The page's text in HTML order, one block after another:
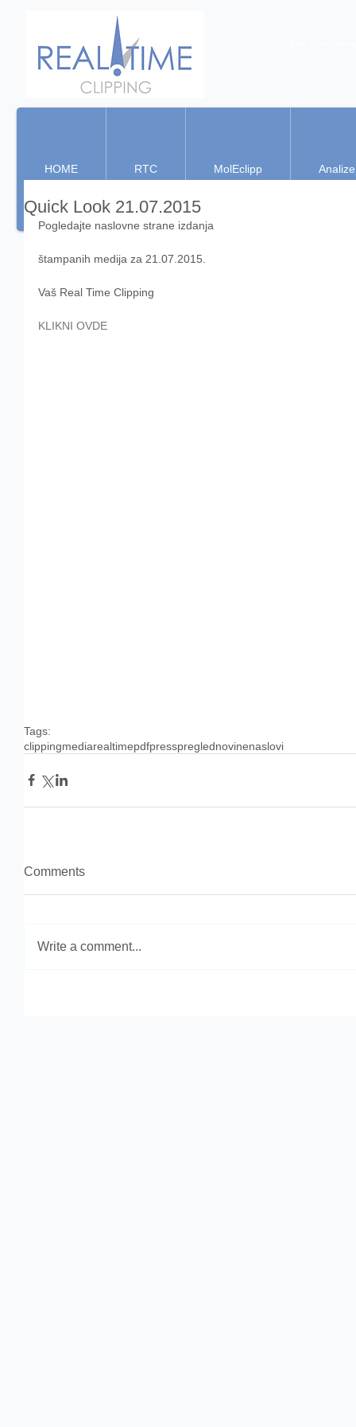
HOME RTC MolEclipp Analize
Quick Look 21.07.2015
Pogledajte naslovne strane izdanja
štampanih medija za 21.07.2015.
Vaš Real Time Clipping
KLIKNI OVDE
Tags:
clippingmediarealtimepdfpresspreglednovinenaslovi
Comments
Write a comment...